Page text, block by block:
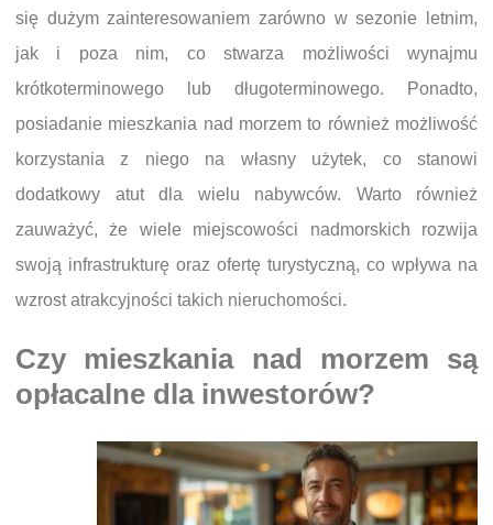
się dużym zainteresowaniem zarówno w sezonie letnim,
jak i poza nim, co stwarza możliwości wynajmu
krótkoterminowego lub długoterminowego. Ponadto,
posiadanie mieszkania nad morzem to również możliwość
korzystania z niego na własny użytek, co stanowi
dodatkowy atut dla wielu nabywców. Warto również
zauważyć, że wiele miejscowości nadmorskich rozwija
swoją infrastrukturę oraz ofertę turystyczną, co wpływa na
wzrost atrakcyjności takich nieruchomości.
Czy mieszkania nad morzem są
opłacalne dla inwestorów?